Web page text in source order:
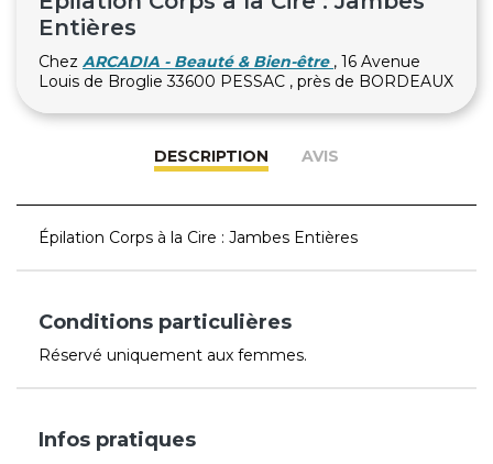
Entières
Chez ARCADIA - Beauté & Bien-être , 16 Avenue
Louis de Broglie 33600 PESSAC , près de BORDEAUX
DESCRIPTION AVIS
Épilation Corps à la Cire : Jambes Entières
Conditions particulières
Réservé uniquement aux femmes.
Infos pratiques